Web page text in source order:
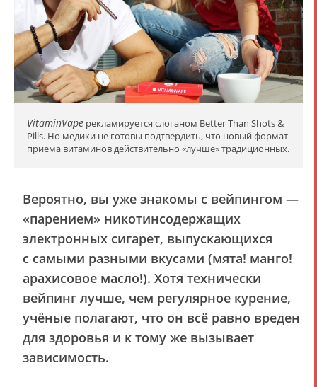
VitaminVape рекламируется слоганом Better Than Shots &
Pills. Но медики не готовы подтвердить, что новый формат
приёма витаминов действительно «лучше» традиционных.
Вероятно, вы уже знакомы с вейпингом —
«парением» никотинсодержащих
электронных сигарет, выпускающихся
с самыми разными вкусами (мята! манго!
арахисовое масло!). Хотя технически
вейпинг лучше, чем регулярное курение,
учёные полагают, что он всё равно вреден
для здоровья и к тому же вызывает
зависимость.